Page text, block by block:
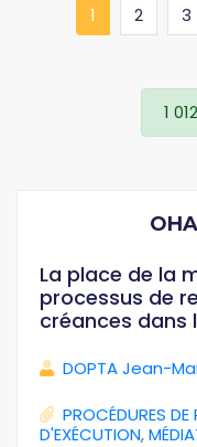
1 (current)
2 3
1
La place de la
processus de
créances dans
DOPTA Jean-
PROCÉDURES DE
D'EXÉCUTION,